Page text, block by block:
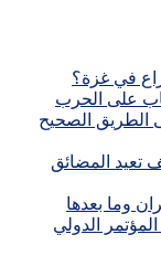
في غزة؟
على الحرب
الطريق الصحيح
تعيد المضائق
وما بعدها
الدولي